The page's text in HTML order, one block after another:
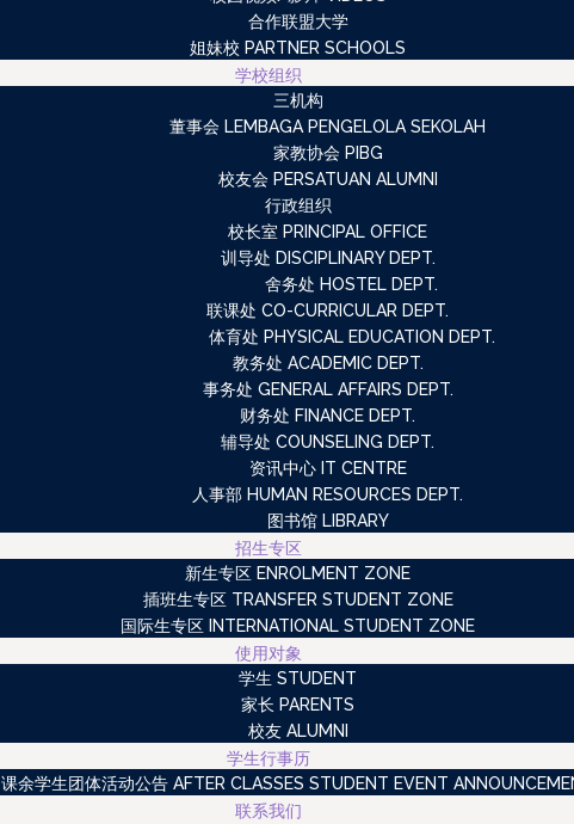
合作联盟大学
姐妹校 PARTNER SCHOOLS
学校组织
三机构
董事会 LEMBAGA PENGELOLA SEKOLAH
家教协会 PIBG
校友会 PERSATUAN ALUMNI
行政组织
校长室 PRINCIPAL OFFICE
训导处 DISCIPLINARY DEPT.
舍务处 HOSTEL DEPT.
联课处 CO-CURRICULAR DEPT.
体育处 PHYSICAL EDUCATION DEPT.
教务处 ACADEMIC DEPT.
事务处 GENERAL AFFAIRS DEPT.
财务处 FINANCE DEPT.
辅导处 COUNSELING DEPT.
资讯中心 IT CENTRE
人事部 HUMAN RESOURCES DEPT.
图书馆 LIBRARY
招生专区
新生专区 ENROLMENT ZONE
插班生专区 TRANSFER STUDENT ZONE
国际生专区 INTERNATIONAL STUDENT ZONE
使用对象
学生 STUDENT
家长 PARENTS
校友 ALUMNI
学生行事历
课余学生团体活动公告 AFTER CLASSES STUDENT EVENT
联系我们